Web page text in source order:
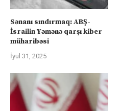
Sənanı sındırmaq: ABŞ-
İsrailin Yəmənə qarşı kiber
müharibəsi
İyul 31, 2025